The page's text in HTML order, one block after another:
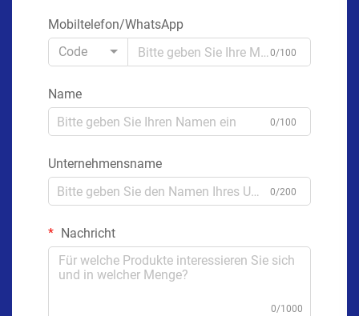
Mobiltelefon/WhatsApp
Code
0/100
Name
0/100
Unternehmensname
0/200
Nachricht
0/1000